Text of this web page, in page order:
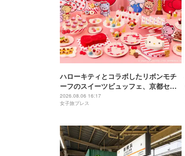
ハローキティとコラボしたリボンモチ
ーフのスイーツビュッフェ、京都セン
チュリーホテルで開催
2026.08.06 16:17
女子旅プレス